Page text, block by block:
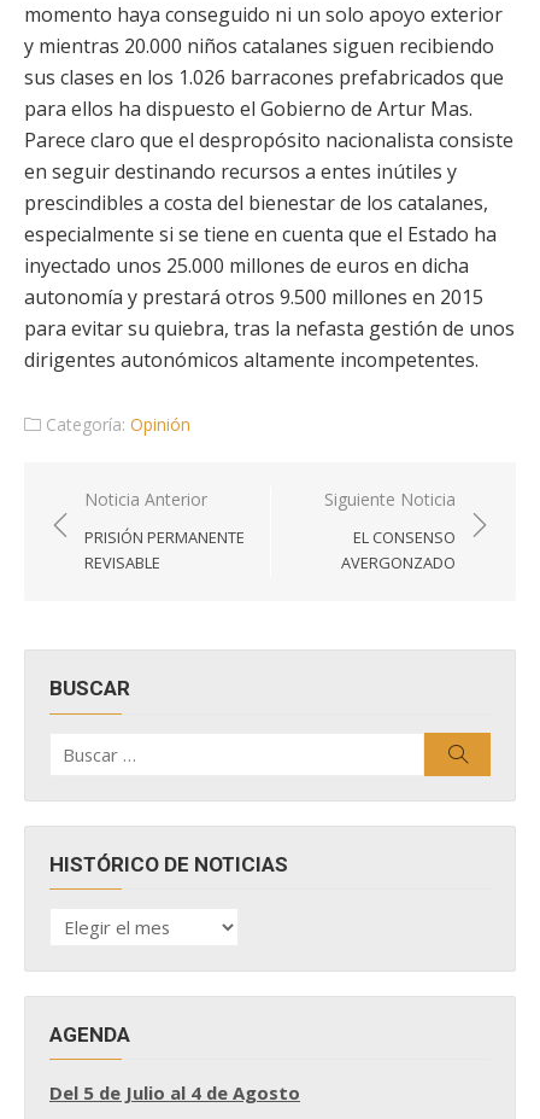
momento haya conseguido ni un solo apoyo exterior
y mientras 20.000 niños catalanes siguen recibiendo
sus clases en los 1.026 barracones prefabricados que
para ellos ha dispuesto el Gobierno de Artur Mas.
Parece claro que el despropósito nacionalista consiste
en seguir destinando recursos a entes inútiles y
prescindibles a costa del bienestar de los catalanes,
especialmente si se tiene en cuenta que el Estado ha
inyectado unos 25.000 millones de euros en dicha
autonomía y prestará otros 9.500 millones en 2015
para evitar su quiebra, tras la nefasta gestión de unos
dirigentes autonómicos altamente incompetentes.
Categoría: Opinión
Navegación
de
entradas
Noticia Anterior
PRISIÓN PERMANENTE
REVISABLE
Siguiente Noticia
EL CONSENSO
AVERGONZADO
BUSCAR
por:
HISTÓRICO DE NOTICIAS
HISTÓRICO
DE
AGENDA
Del 5 de Julio al 4 de Agosto